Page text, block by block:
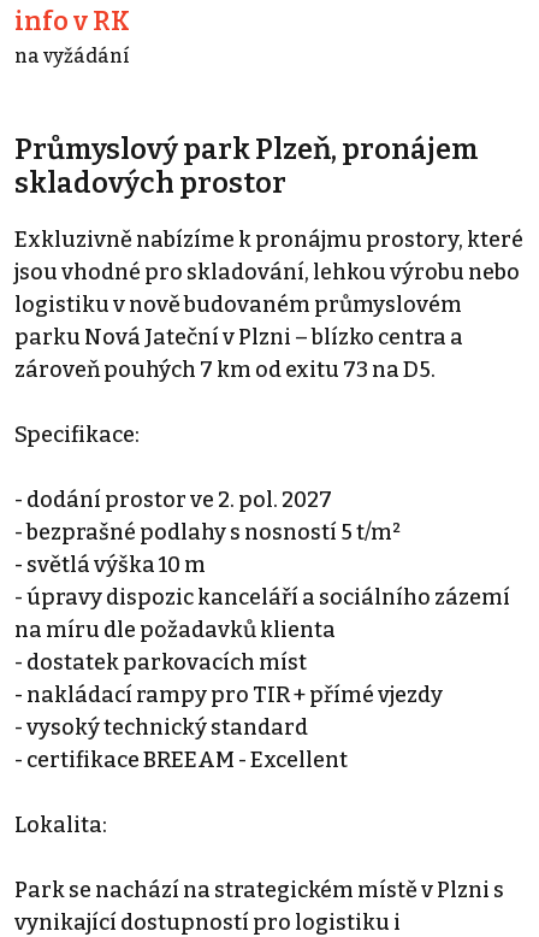
info v RK
na vyžádání
Průmyslový park Plzeň, pronájem
skladových prostor
Exkluzivně nabízíme k pronájmu prostory, které
jsou vhodné pro skladování, lehkou výrobu nebo
logistiku v nově budovaném průmyslovém
parku Nová Jateční v Plzni – blízko centra a
zároveň pouhých 7 km od exitu 73 na D5.
Specifikace:
- dodání prostor ve 2. pol. 2027
- bezprašné podlahy s nosností 5 t/m²
- světlá výška 10 m
- úpravy dispozic kanceláří a sociálního zázemí
na míru dle požadavků klienta
- dostatek parkovacích míst
- nakládací rampy pro TIR + přímé vjezdy
- vysoký technický standard
- certifikace BREEAM - Excellent
Lokalita:
Park se nachází na strategickém místě v Plzni s
vynikající dostupností pro logistiku i